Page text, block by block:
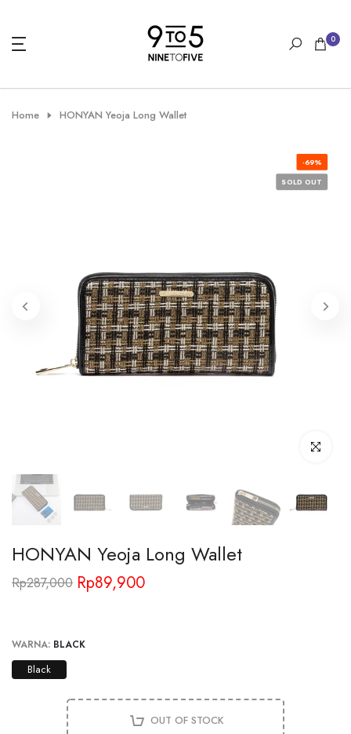
to
content
0
Home HONYAN Yeoja Long Wallet
-69%
SOLD OUT
Click to
HONYAN Yeoja Long Wallet
Rp287,000 Rp89,900
WARNA: BLACK
Black
OUT OF STOCK